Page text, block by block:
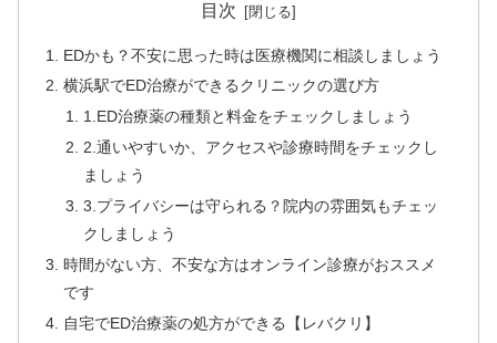
目次
EDかも？不安に思った時は医療機関に相談しましょう
横浜駅でED治療ができるクリニックの選び方
1.ED治療薬の種類と料金をチェックしましょう
2.通いやすいか、アクセスや診療時間をチェックし
ましょう
3.プライバシーは守られる？院内の雰囲気もチェッ
クしましょう
時間がない方、不安な方はオンライン診療がおススメ
です
自宅でED治療薬の処方ができる【レバクリ】